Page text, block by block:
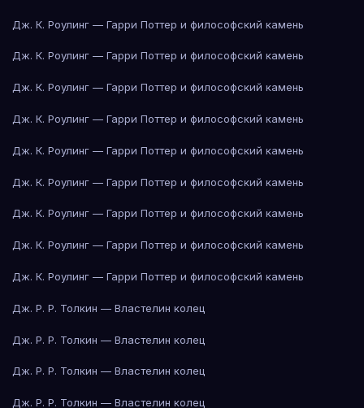
Дж. К. Роулинг — Гарри Поттер и философский камень
Дж. К. Роулинг — Гарри Поттер и философский камень
Дж. К. Роулинг — Гарри Поттер и философский камень
Дж. К. Роулинг — Гарри Поттер и философский камень
Дж. К. Роулинг — Гарри Поттер и философский камень
Дж. К. Роулинг — Гарри Поттер и философский камень
Дж. К. Роулинг — Гарри Поттер и философский камень
Дж. К. Роулинг — Гарри Поттер и философский камень
Дж. К. Роулинг — Гарри Поттер и философский камень
Дж. Р. Р. Толкин — Властелин колец
Дж. Р. Р. Толкин — Властелин колец
Дж. Р. Р. Толкин — Властелин колец
Дж. Р. Р. Толкин — Властелин колец